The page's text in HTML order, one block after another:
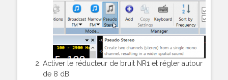
Activer le réducteur de bruit NR1 et régler autour
de 8 dB.